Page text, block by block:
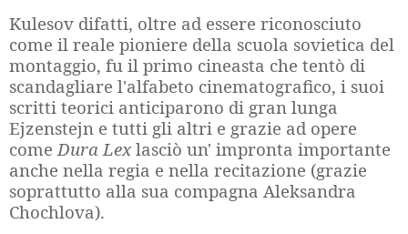
Kulesov difatti, oltre ad essere riconosciuto
come il reale pioniere della scuola sovietica del
montaggio, fu il primo cineasta che tentò di
scandagliare l'alfabeto cinematografico, i suoi
scritti teorici anticiparono di gran lunga
Ejzenstejn e tutti gli altri e grazie ad opere
come Dura Lexlasciò un' impronta importante
anche nella regia e nella recitazione (grazie
soprattutto alla sua compagna Aleksandra
Chochlova).